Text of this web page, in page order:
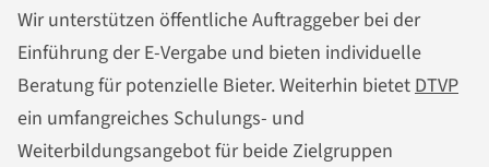
Wir unterstützen öffentliche Auftraggeber bei der
Einführung der E-Vergabe und bieten individuelle
Beratung für potenzielle Bieter. Weiterhin bietetDTVP
ein umfangreiches Schulungs- und
Weiterbildungsangebot für beide Zielgruppen